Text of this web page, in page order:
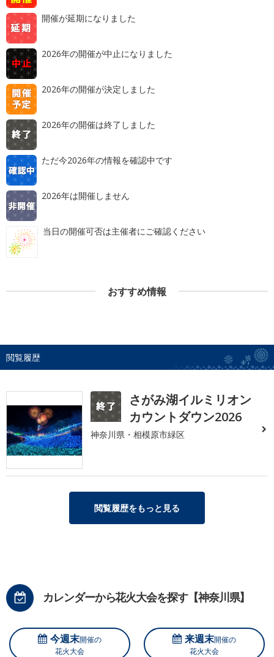
開催が延期になりました
2026年の開催が中止になりました
2026年の開催が決定しました
2026年の開催は終了しました
ただ今2026年の情報を確認中です
2026年は開催しません
当日の開催可否は主催者にご確認ください
おすすめ情報
閲覧履歴
さがみ湖イルミリオン
カウントダウン2026
神奈川県・相模原市緑区
閲覧履歴をもっと見る
カレンダーから花火大会を探す【神奈川県】
今週末開催の
花火大会
来週末開催の
花火大会